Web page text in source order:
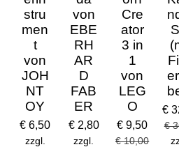
stru
men
t
von
JOH
NT
OY
€ 6,50
zzgl.
von
EBE
RH
AR
D
FAB
ER
€ 2,80
zzgl.
Cre
ator
3 in
1
von
LEG
O
€ 9,50
€ 10,00
€
€